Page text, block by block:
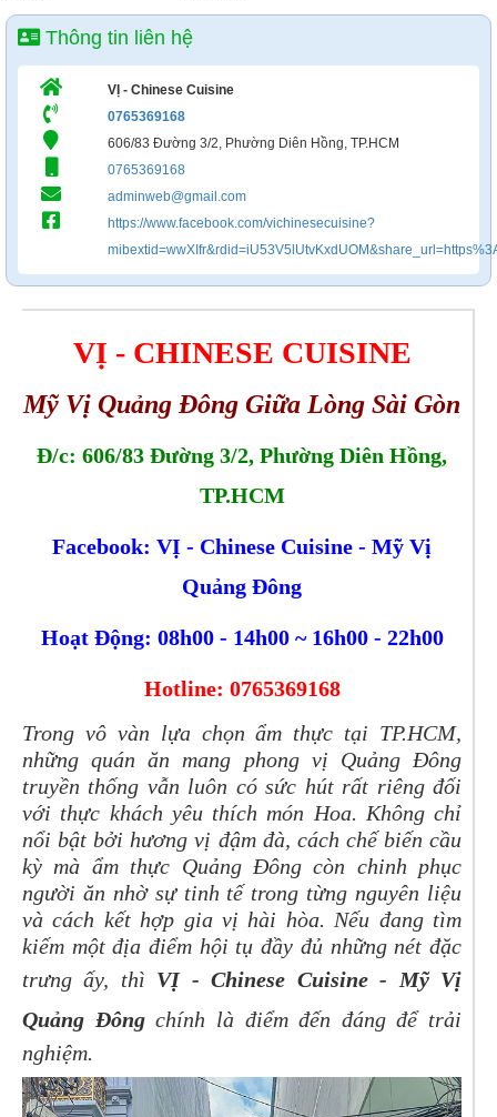
Thông tin liên hệ
VỊ - Chinese Cuisine
0765369168
606/83 Đường 3/2, Phường Diên Hồng, TP.HCM
0765369168
adminweb@gmail.com
https://www.facebook.com/vichinesecuisine?
VỊ - CHINESE CUISINE
Mỹ Vị Quảng Đông Giữa Lòng Sài Gòn
Đ/c: 606/83 Đường 3/2, Phường Diên Hồng,
TP.HCM
Facebook: VỊ - Chinese Cuisine - Mỹ Vị
Quảng Đông
Hoạt Động: 08h00 - 14h00 ~ 16h00 - 22h00
Hotline: 0765369168
Trong vô vàn lựa chọn ẩm thực tại TP.HCM,
những quán ăn mang phong vị Quảng Đông
truyền thống vẫn luôn có sức hút rất riêng đối
với thực khách yêu thích món Hoa. Không chỉ
nổi bật bởi hương vị đậm đà, cách chế biến cầu
kỳ mà ẩm thực Quảng Đông còn chinh phục
người ăn nhờ sự tinh tế trong từng nguyên liệu
và cách kết hợp gia vị hài hòa. Nếu đang tìm
kiếm một địa điểm hội tụ đầy đủ những nét đặc
trưng ấy, thì VỊ - Chinese Cuisine - Mỹ Vị
Quảng Đôngchính là điểm đến đáng để trải
nghiệm.